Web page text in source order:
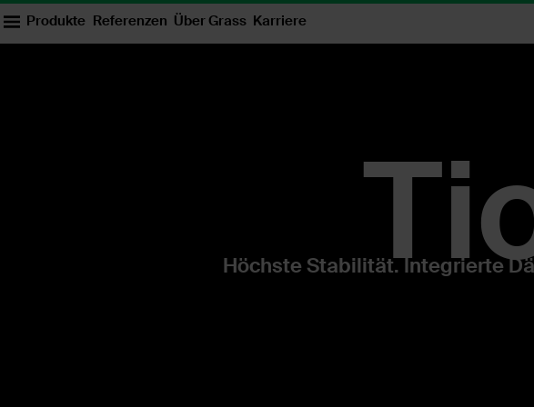
Produkte Referenzen Über Grass Karriere
Höchste Stabilität. Integrierte